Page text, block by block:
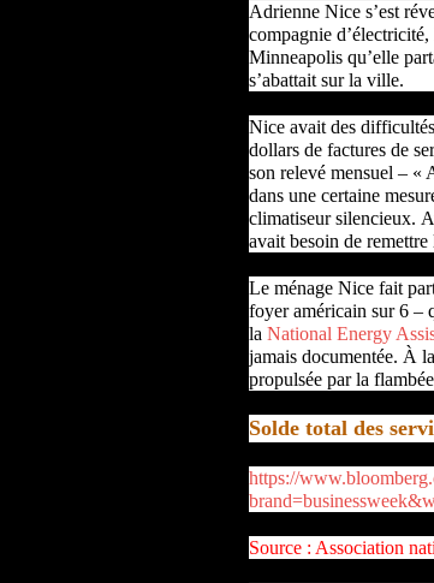
Adrienne Nice s’est
compagnie d’électricité,
Minneapolis qu’elle
s’abattait sur la ville.
Nice avait des
dollars de factures de
son relevé mensuel – «
dans une certaine
climatiseur silencieux.
avait besoin de
Le ménage Nice fait
foyer américain sur 6 –
la National Energy
jamais documentée. À
propulsée par la
Solde total des
https://
Source : Association